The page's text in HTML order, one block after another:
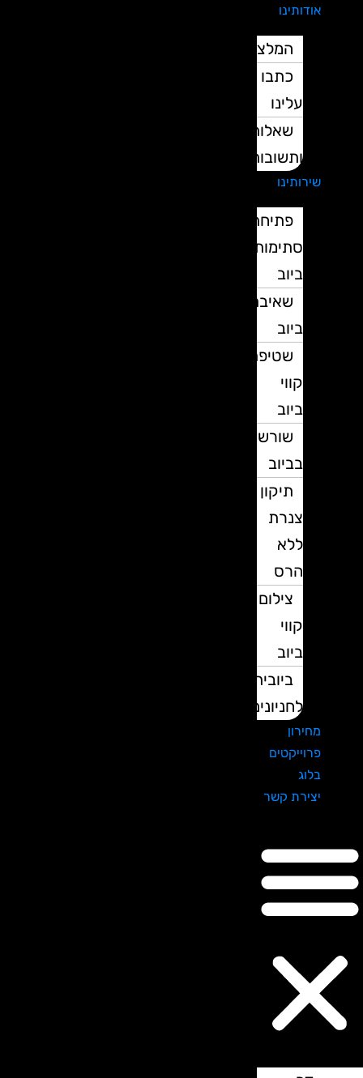
אודותינו
המלצות
כתבו
עלינו
שאלות
ותשובות
שירותינו
פתיחת
סתימות
ביוב
שאיבת
ביוב
שטיפת
קווי
ביוב
שורשים
בביוב
תיקון
צנרת
ללא
הרס
צילום
קווי
ביוב
ביובית
לחניונים
מחירון
פרוייקטים
בלוג
יצירת קשר